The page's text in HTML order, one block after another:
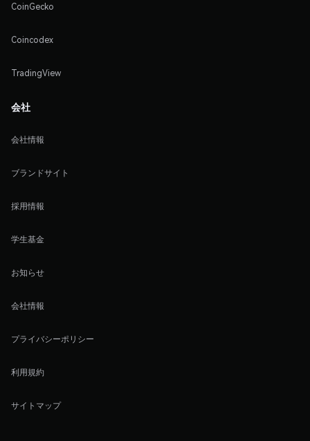
CoinGecko
Coincodex
TradingView
会社
会社情報
ブランドサイト
採用情報
学生基金
お知らせ
会社情報
プライバシーポリシー
利用規約
サイトマップ